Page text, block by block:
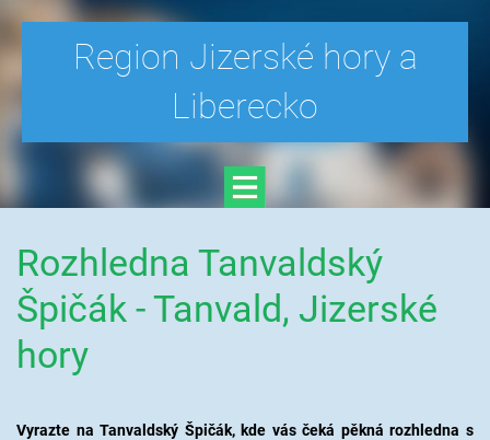
Region Jizerské hory a
Liberecko
Rozhledna Tanvaldský
Špičák - Tanvald, Jizerské
hory
Vyrazte na Tanvaldský Špičák, kde vás čeká pěkná rozhledna s